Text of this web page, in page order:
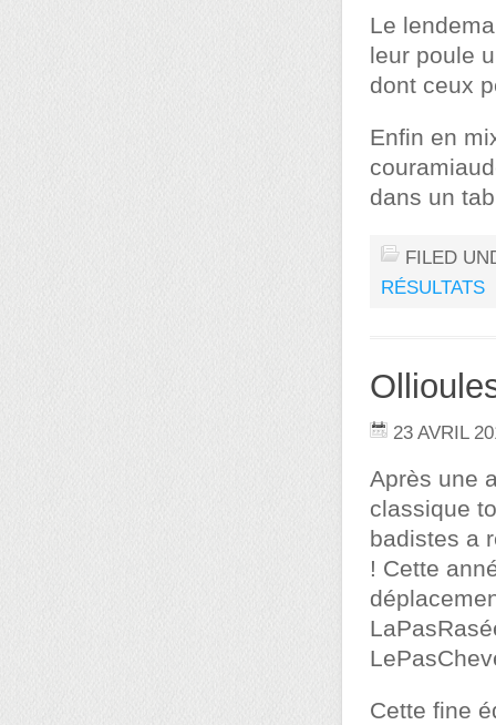
Le
leur poule
dont ceux
Enfin en
dans un
FILED
RÉSULTATS
23 AVRIL
Après une
classique
badistes a
! Cette
Cette fine